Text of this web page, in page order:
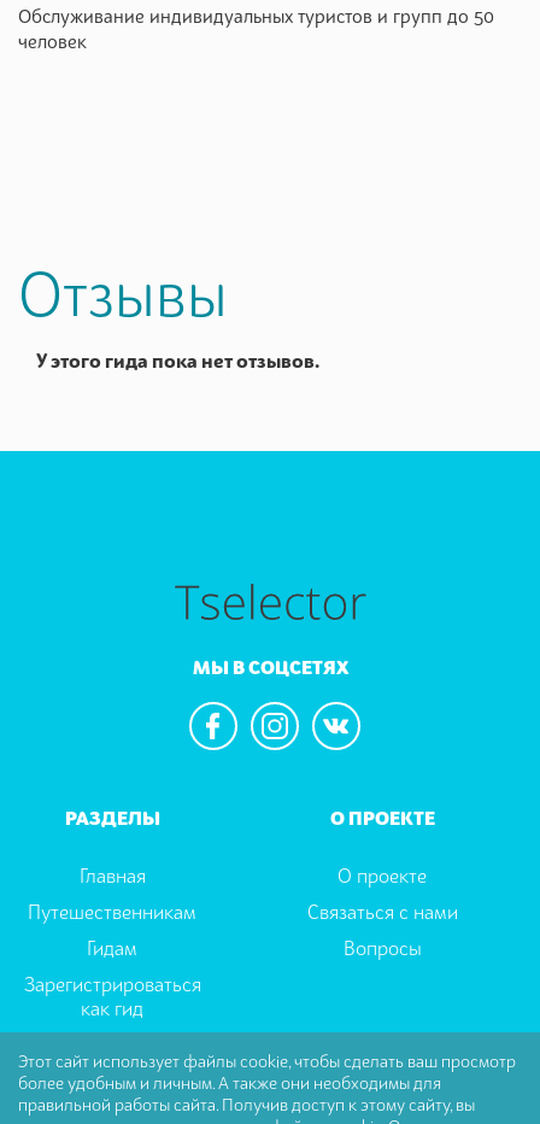
Обслуживание индивидуальных туристов и групп до 50
человек
Отзывы
У этого гида пока нет отзывов.
РАЗДЕЛЫ
Главная
Путешественникам
Гидам
Зарегистрироваться
как гид
О ПРОЕКТЕ
О проекте
Связаться с нами
Вопросы
МЫ В СОЦСЕТЯХ
Пользовательское соглашение
Политика
Конфиденциальности
Этот сайт использует файлы cookie, чтобы сделать ваш просмотр
более удобным и личным. А также они необходимы для
правильной работы сайта. Получив доступ к этому сайту, вы